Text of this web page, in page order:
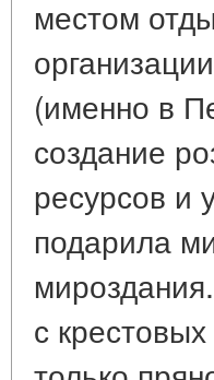
местом
(именно в
создание
ресурсов и
подарила
с